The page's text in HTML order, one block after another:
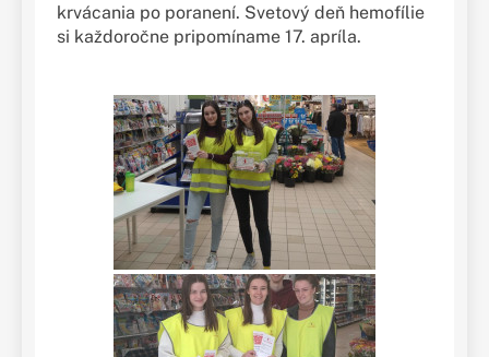
krvácania po poranení. Svetový deň hemofílie
si každoročne pripomíname 17. apríla.